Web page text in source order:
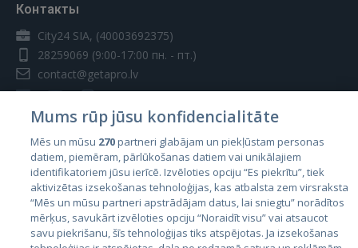
Контакты
City24 SIA, (40003692375)
28259069 (9:00-17:00 пн. - пт.)
contact@getapro.lv
Страны
Эстония
Латвия
Литва
Mums rūp jūsu konfidencialitāte
Mēs un mūsu 270partneri glabājam un piekļūstam personas
datiem, piemēram, pārlūkošanas datiem vai unikālajiem
identifikatoriem jūsu ierīcē. Izvēloties opciju “Es piekrītu”, tiek
aktivizētas izsekošanas tehnoloģijas, kas atbalsta zem virsraksta
“Mēs un mūsu partneri apstrādājam datus, lai sniegtu” norādītos
mērķus, savukārt izvēloties opciju “Noraidīt visu” vai atsaucot
savu piekrišanu, šīs tehnoloģijas tiks atspējotas. Ja izsekošanas